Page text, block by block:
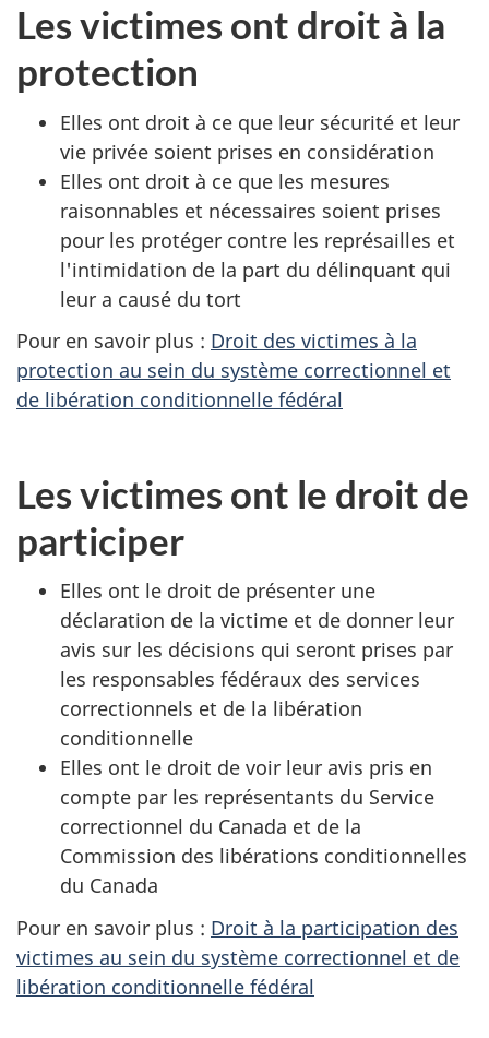
Les victimes ont droit à la
protection
Elles ont droit à ce que leur sécurité et leur
vie privée soient prises en considération
Elles ont droit à ce que les mesures
raisonnables et nécessaires soient prises
pour les protéger contre les représailles et
l'intimidation de la part du délinquant qui
leur a causé du tort
Pour en savoir plus : Droit des victimes à la
protection au sein du système correctionnel et
de libération conditionnelle fédéral
Les victimes ont le droit de
participer
Elles ont le droit de présenter une
déclaration de la victime et de donner leur
avis sur les décisions qui seront prises par
les responsables fédéraux des services
correctionnels et de la libération
conditionnelle
Elles ont le droit de voir leur avis pris en
compte par les représentants du Service
correctionnel du Canada et de la
Commission des libérations conditionnelles
du Canada
Pour en savoir plus : Droit à la participation des
victimes au sein du système correctionnel et de
libération conditionnelle fédéral